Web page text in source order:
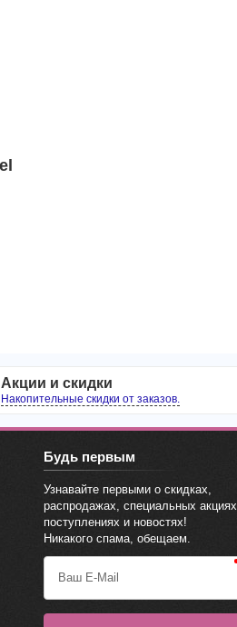
Акции и скидки
Накопительные скидки от заказов.
Будь первым
Узнавайте первыми о скидках,
распродажах, специальных акциях,
поступлениях и новостях!
Никакого спама, обещаем.
Ваш E-Mail